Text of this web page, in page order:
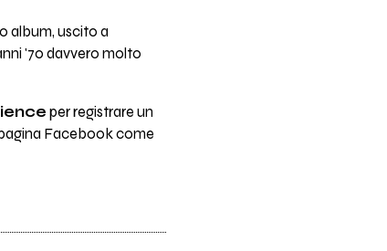
album, uscito a
'70 davvero molto
per registrare un
Facebook come